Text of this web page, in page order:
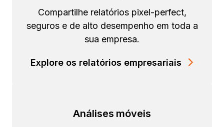
Compartilhe relatórios pixel-perfect,
seguros e de alto desempenho em toda a
sua empresa.
Explore os relatórios empresariais
Análises móveis